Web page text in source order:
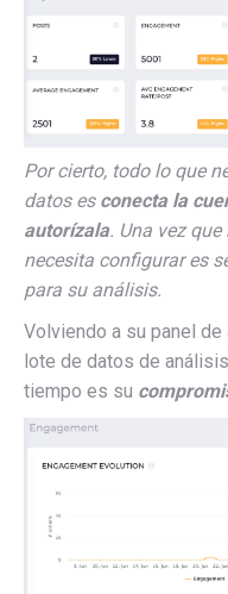
Por cierto, todo lo que
datos es conecta la
autorízala. Una vez
necesita configurar es
para su análisis.
Volviendo a su panel
lote de datos de
tiempo es su